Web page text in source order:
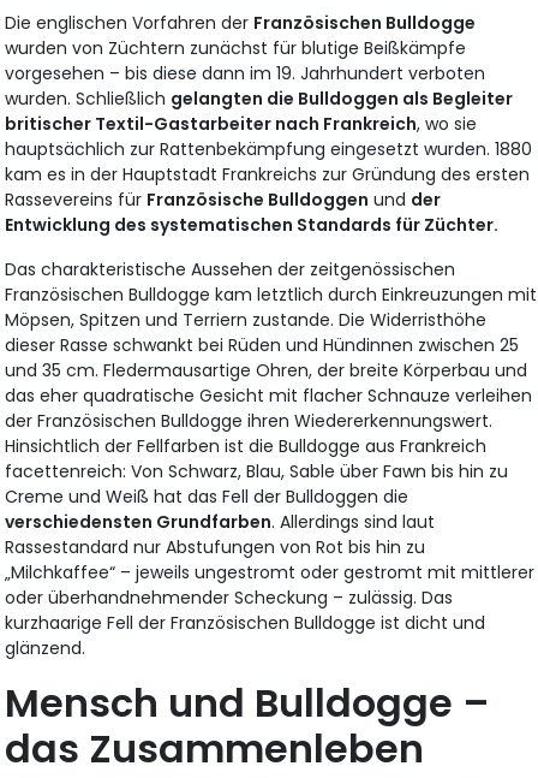
Die englischen Vorfahren der Französischen Bulldogge
wurden von Züchtern zunächst für blutige Beißkämpfe
vorgesehen – bis diese dann im 19. Jahrhundert verboten
wurden. Schließlich gelangten die Bulldoggen als Begleiter
britischer Textil-Gastarbeiter nach Frankreich, wo sie
hauptsächlich zur Rattenbekämpfung eingesetzt wurden. 1880
kam es in der Hauptstadt Frankreichs zur Gründung des ersten
Rassevereins für Französische Bulldoggen und der
Entwicklung des systematischen Standards für Züchter.
Das charakteristische Aussehen der zeitgenössischen
Französischen Bulldogge kam letztlich durch Einkreuzungen mit
Möpsen, Spitzen und Terriern zustande. Die Widerristhöhe
dieser Rasse schwankt bei Rüden und Hündinnen zwischen 25
und 35 cm. Fledermausartige Ohren, der breite Körperbau und
das eher quadratische Gesicht mit flacher Schnauze verleihen
der Französischen Bulldogge ihren Wiedererkennungswert.
Hinsichtlich der Fellfarben ist die Bulldogge aus Frankreich
facettenreich: Von Schwarz, Blau, Sable über Fawn bis hin zu
Creme und Weiß hat das Fell der Bulldoggen die
verschiedensten Grundfarben. Allerdings sind laut
Rassestandard nur Abstufungen von Rot bis hin zu
„Milchkaffee“ – jeweils ungestromt oder gestromt mit mittlerer
oder überhandnehmender Scheckung – zulässig. Das
kurzhaarige Fell der Französischen Bulldogge ist dicht und
glänzend.
Mensch und Bulldogge –
das Zusammenleben